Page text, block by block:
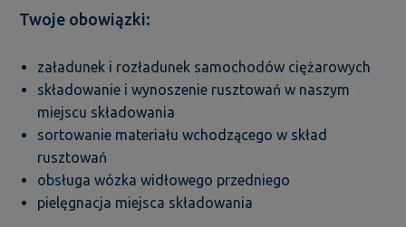
Twoje obowiązki:
załadunek i rozładunek samochodów ciężarowych
składowanie i wynoszenie rusztowań w naszym
miejscu składowania
sortowanie materiału wchodzącego w skład
rusztowań
obsługa wózka widłowego przedniego
pielęgnacja miejsca składowania